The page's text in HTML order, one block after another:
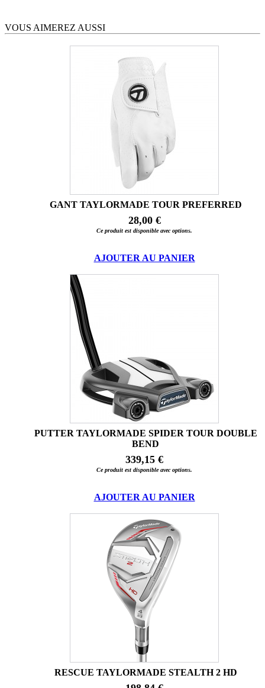
VOUS AIMEREZ AUSSI
GANT TAYLORMADE TOUR PREFERRED
28,00 €
Ce produit est disponible avec options.
AJOUTER AU PANIER
PUTTER TAYLORMADE SPIDER TOUR DOUBLE
BEND
339,15 €
Ce produit est disponible avec options.
AJOUTER AU PANIER
RESCUE TAYLORMADE STEALTH 2 HD